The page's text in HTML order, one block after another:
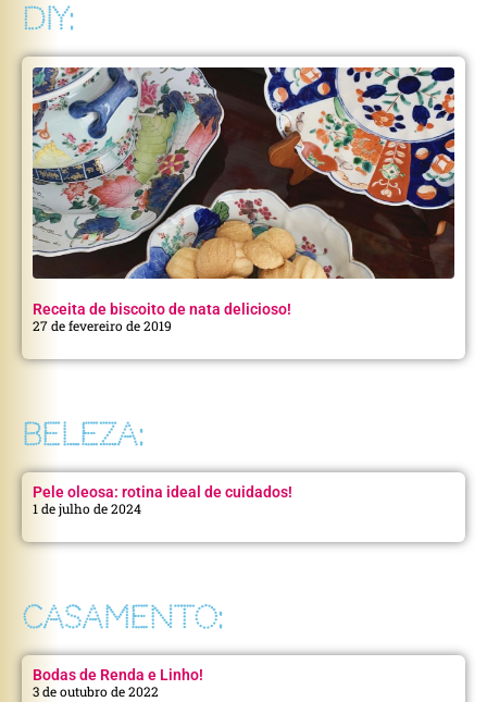
DIY:
Receita de biscoito de nata delicioso!
27 de fevereiro de 2019
BELEZA:
Pele oleosa: rotina ideal de cuidados!
1 de julho de 2024
CASAMENTO:
Bodas de Renda e Linho!
3 de outubro de 2022